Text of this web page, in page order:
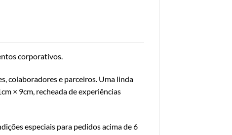
corporativos.
colaboradores e parceiros. Uma linda
× 9cm, recheada de experiências
especiais para pedidos acima de 6